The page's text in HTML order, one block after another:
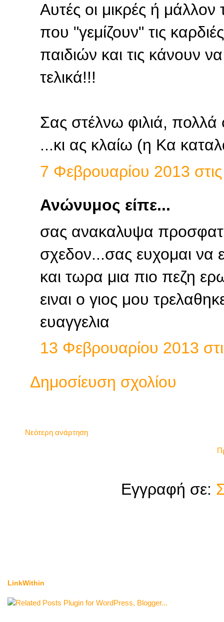
Αυτές οι μικρές ή
που "γεμίζουν" τις
παιδιών και τις κάνουν
τελικά!!!
Σας στέλνω φιλιά, πολλά
...κι ας κλαίω (η Κα
7 Φεβρουαρίου 2013
Ανώνυμος είπε...
σας ανακαλυψα
σχεδον...σας ευχομαι να
και τωρα μια πιο πεζη
ειναι ο γιος μου
ευαγγελια
13 Φεβρουαρίου 2013
Δημοσίευση σχολίου
Νεότερη ανάρτηση
Εγγραφή σε:
LinkWithin